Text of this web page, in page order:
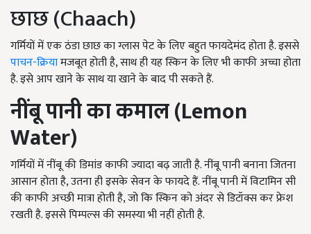
छाछ (Chaach)
गर्मियों में एक ठंडा छाछ का ग्लास पेट के लिए बहुत फायदेमंद होता है. इससे
पाचन-क्रियामजबूत होती है, साथ ही यह स्किन के लिए भी काफी अच्चा होता
है. इसे आप खाने के साथ या खाने के बाद पी सकते हैं.
नींबू पानी का कमाल (Lemon
Water)
गर्मियों में नींबू की डिमांड काफी ज्यादा बढ़ जाती है. नींबू पानी बनाना जितना
आसान होता है, उतना ही इसके सेवन के फायदे हैं. नींबू पानी में विटामिन सी
की काफी अच्छी मात्रा होती है, जो कि स्किन को अंदर से डिटॉक्स कर फ्रेश
रखती है. इससे पिम्पल्स की समस्या भी नहीं होती है.